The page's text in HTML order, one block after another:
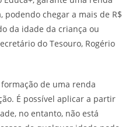
chegar a mais de R$
da idade da criança ou
do Tesouro, Rogério
de uma renda
É possível aplicar a partir
no entanto, não está